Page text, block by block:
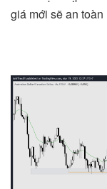
giá mới sẽ an